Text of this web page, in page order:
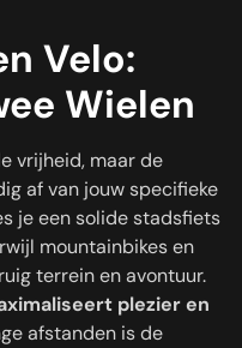
Velo:
Wielen
vrijheid, maar de
af van jouw specifieke
je een solide stadsfiets
mountainbikes en
terrein en avontuur.
plezier en
afstanden is de